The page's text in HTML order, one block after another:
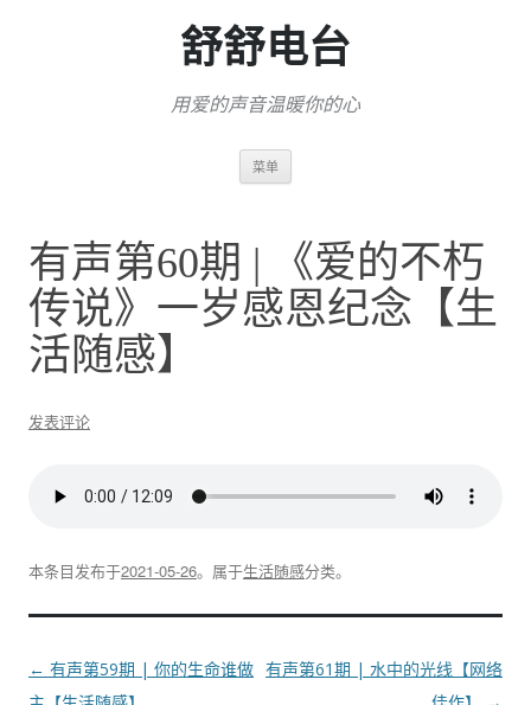
舒舒电台
用爱的声音温暖你的心
菜单
有声第60期 | 《爱的不朽
传说》一岁感恩纪念【生
活随感】
发表评论
本条目发布于2021-05-26。属于生活随感分类。
文
← 有声第59期 | 你的生命谁做 有声第61期 | 水中的光线【网络